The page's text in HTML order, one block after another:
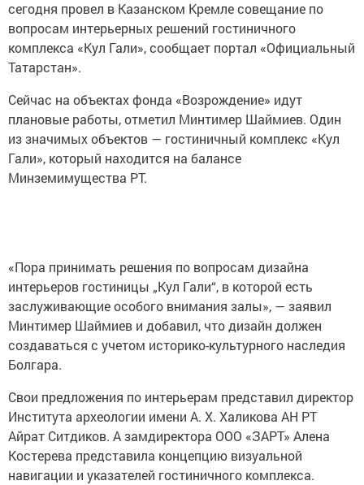
сегодня провел в Казанском Кремле совещание по
вопросам интерьерных решений гостиничного
комплекса «Кул Гали», сообщает портал «Официальный
Татарстан».
Сейчас на объектах фонда «Возрождение» идут
плановые работы, отметил Минтимер Шаймиев. Один
из значимых объектов — гостиничный комплекс «Кул
Гали», который находится на балансе
Минземимущества РТ.
«Пора принимать решения по вопросам дизайна
интерьеров гостиницы „Кул Гали“, в которой есть
заслуживающие особого внимания залы», — заявил
Минтимер Шаймиев и добавил, что дизайн должен
создаваться с учетом историко-культурного наследия
Болгара.
Свои предложения по интерьерам представил директор
Института археологии имени А. Х. Халикова АН РТ
Айрат Ситдиков. А замдиректора ООО «ЗАРТ» Алена
Костерева представила концепцию визуальной
навигации и указателей гостиничного комплекса.